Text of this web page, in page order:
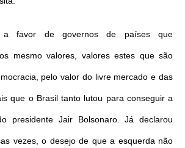
a favor de governos de países que
mesmo valores, valores estes que são
pelo valor do livre mercado e das
que o Brasil tanto lutou para conseguir a
presidente Jair Bolsonaro. Já declarou
vezes, o desejo de que a esquerda não